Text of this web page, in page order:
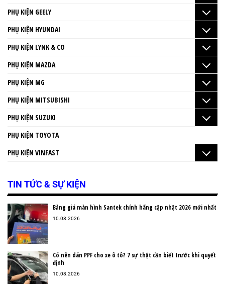
PHỤ KIỆN GEELY
PHỤ KIỆN HYUNDAI
PHỤ KIỆN LYNK & CO
PHỤ KIỆN MAZDA
PHỤ KIỆN MG
PHỤ KIỆN MITSUBISHI
PHỤ KIỆN SUZUKI
PHỤ KIỆN TOYOTA
PHỤ KIỆN VINFAST
TIN TỨC & SỰ KIỆN
Bảng giá màn hình Santek chính hãng cập nhật 2026 mới nhất
10.08.2026
Có nên dán PPF cho xe ô tô? 7 sự thật cần biết trước khi quyết
định
10.08.2026